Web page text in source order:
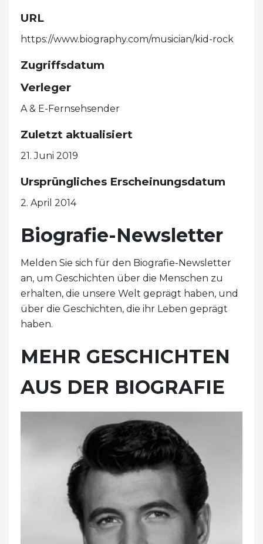
URL
https://www.biography.com/musician/kid-rock
Zugriffsdatum
Verleger
A & E-Fernsehsender
Zuletzt aktualisiert
21. Juni 2019
Ursprüngliches Erscheinungsdatum
2. April 2014
Biografie-Newsletter
Melden Sie sich für den Biografie-Newsletter
an, um Geschichten über die Menschen zu
erhalten, die unsere Welt geprägt haben, und
über die Geschichten, die ihr Leben geprägt
haben.
MEHR GESCHICHTEN
AUS DER BIOGRAFIE